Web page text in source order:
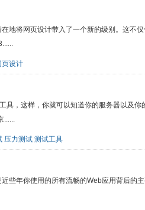
地将网页设计带入了一个新的级别。这不
页设计
具，这样，你就可以知道你的服务器以及你
......
压力测试 测试工具
些年你使用的所有流畅的Web应用背后的